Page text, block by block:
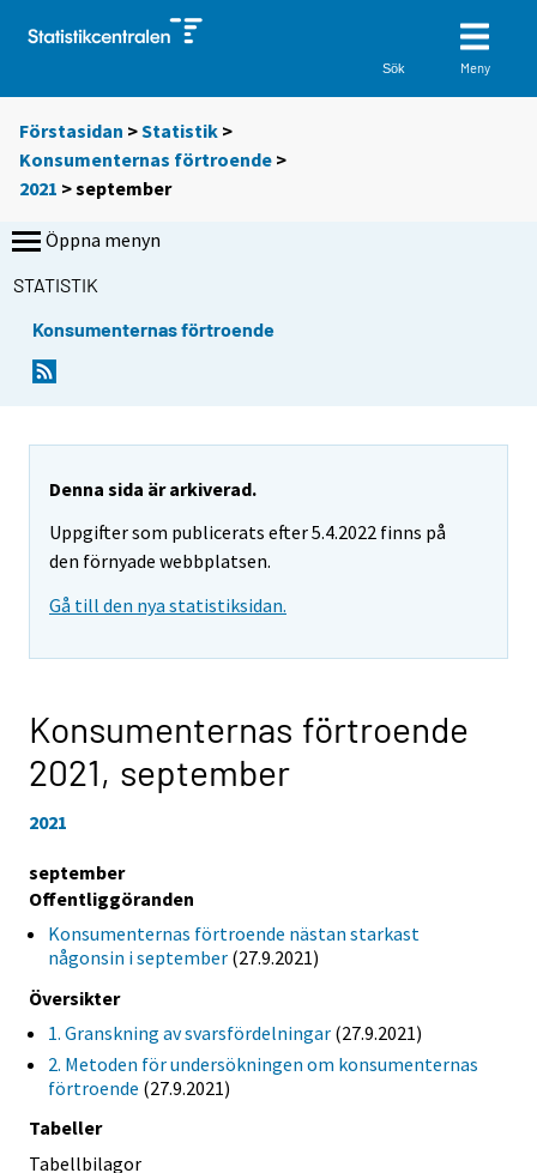
Sök Meny
Förstasidan >Statistik >
Konsumenternas förtroende >
2021 >september
Öppna menyn
STATISTIK
Konsumenternas förtroende
Denna sida är arkiverad.
Uppgifter som publicerats efter 5.4.2022 finns på
den förnyade webbplatsen.
Gå till den nya statistiksidan.
Konsumenternas förtroende
2021, september
2021
september
Offentliggöranden
Konsumenternas förtroende nästan starkast
någonsin i september (27.9.2021)
Översikter
1. Granskning av svarsfördelningar (27.9.2021)
2. Metoden för undersökningen om konsumenternas
förtroende (27.9.2021)
Tabeller
Tabellbilagor